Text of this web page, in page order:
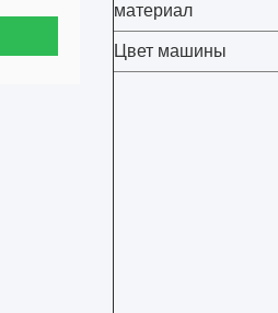
материал
Цвет машины